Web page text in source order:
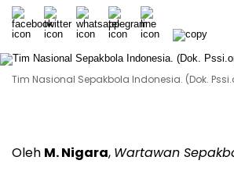
Tim Nasional Sepakbola Indonesia. (Dok.
Oleh M. Nigara, Wartawan